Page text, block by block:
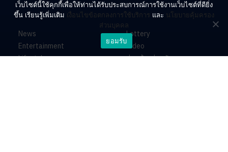
News
Entertainment
Lifestyle
Lottery
Video
ร่วมด้วยช่วยกัน
เว็บไซต์นี้ใช้คุกกี้เพื่อให้ท่านได้รับประสบการณ์การใช้งานเว็บไซต์ที่ดียิ่ง
ขึ้น เรียนรู้เพิ่มเติม เงื่อนไขข้อตกลงการใช้บริการ และ นโยบายคุ้มครอง
ส่วนบุคคล
ยอมรับ